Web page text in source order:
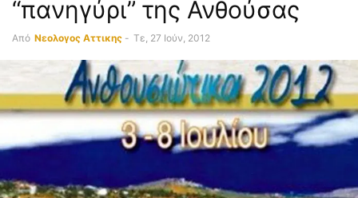
“πανηγύρι” της Ανθούσας
Από Νεολογος Αττικης - Τε, 27 Ιούν, 2012